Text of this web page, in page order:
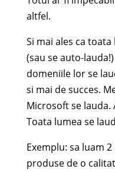
altfel.
Si mai ales ca
(sau se auto-
domeniile lor se
si mai de succes.
Microsoft se lauda.
Toata lumea se
Exemplu: sa luam
produse de o